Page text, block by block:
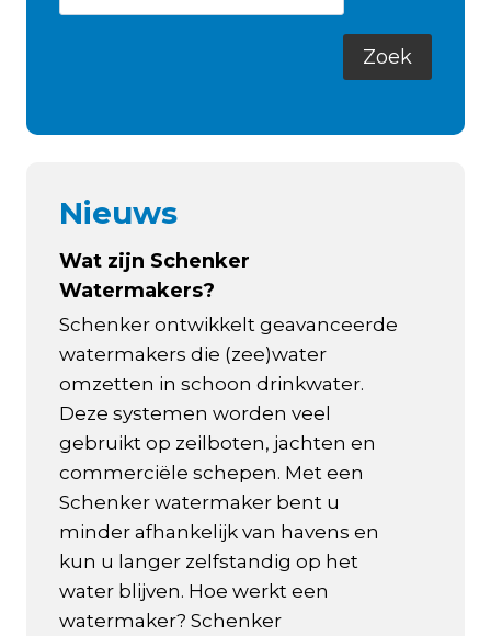
Nieuws
Wat zijn Schenker
Watermakers?
Schenker ontwikkelt geavanceerde
watermakers die (zee)water
omzetten in schoon drinkwater.
Deze systemen worden veel
gebruikt op zeilboten, jachten en
commerciële schepen. Met een
Schenker watermaker bent u
minder afhankelijk van havens en
kun u langer zelfstandig op het
water blijven. Hoe werkt een
watermaker? Schenker